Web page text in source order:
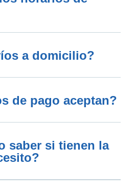
a domicilio?
de pago aceptan?
saber si tienen la